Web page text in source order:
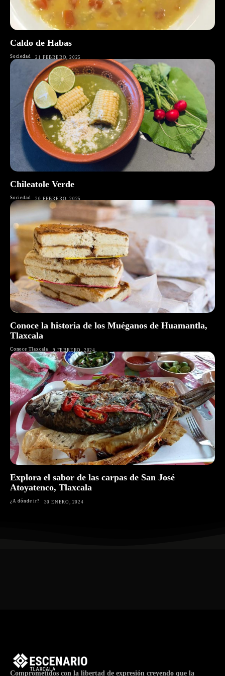
Caldo de Habas
Sociedad 21 FEBRERO, 2025
Chileatole Verde
Sociedad 20 FEBRERO, 2025
Conoce la historia de los Muéganos de Huamantla,
Tlaxcala
Conoce Tlaxcala 9 FEBRERO, 2024
Explora el sabor de las carpas de San José
Atoyatenco, Tlaxcala
¿A dónde ir? 30 ENERO, 2024
Comprometidos con la libertad de expresión creyendo que la